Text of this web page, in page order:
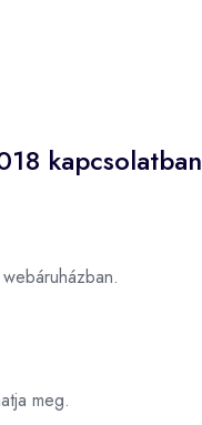
kapcsolatban
webáruházban.
meg.